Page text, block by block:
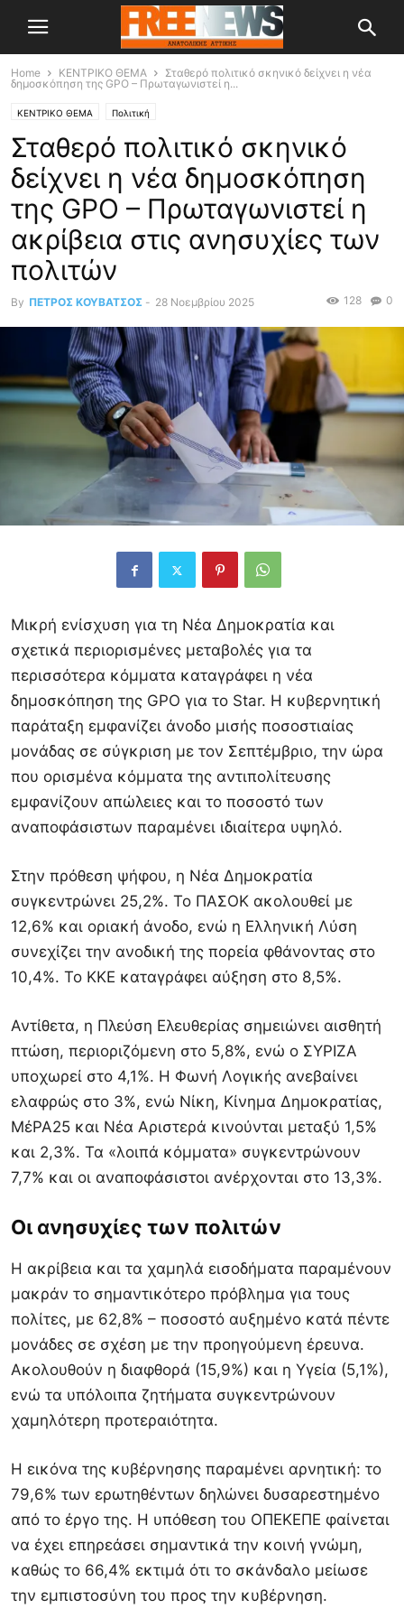
Home ΚΕΝΤΡΙΚΟ ΘΕΜΑ
Σταθερό πολιτικό σκηνικό δείχνει η νέα
δημοσκόπηση της GPO – Πρωταγωνιστεί η...
ΚΕΝΤΡΙΚΟ ΘΕΜΑ Πολιτική
Σταθερό πολιτικό σκηνικό
δείχνει η νέα δημοσκόπηση
της GPO – Πρωταγωνιστεί η
ακρίβεια στις ανησυχίες των
πολιτών
By ΠΕΤΡΟΣ ΚΟΥΒΑΤΣΟΣ - 28 Νοεμβρίου 2025 0
128
Μικρή ενίσχυση για τη Νέα Δημοκρατία και
σχετικά περιορισμένες μεταβολές για τα
περισσότερα κόμματα καταγράφει η νέα
δημοσκόπηση της GPO για το Star. Η κυβερνητική
παράταξη εμφανίζει άνοδο μισής ποσοστιαίας
μονάδας σε σύγκριση με τον Σεπτέμβριο, την ώρα
που ορισμένα κόμματα της αντιπολίτευσης
εμφανίζουν απώλειες και το ποσοστό των
αναποφάσιστων παραμένει ιδιαίτερα υψηλό.
Στην πρόθεση ψήφου, η Νέα Δημοκρατία
συγκεντρώνει 25,2%. Το ΠΑΣΟΚ ακολουθεί με
12,6% και οριακή άνοδο, ενώ η Ελληνική Λύση
συνεχίζει την ανοδική της πορεία φθάνοντας στο
10,4%. Το ΚΚΕ καταγράφει αύξηση στο 8,5%.
Αντίθετα, η Πλεύση Ελευθερίας σημειώνει αισθητή
πτώση, περιοριζόμενη στο 5,8%, ενώ ο ΣΥΡΙΖΑ
υποχωρεί στο 4,1%. Η Φωνή Λογικής ανεβαίνει
ελαφρώς στο 3%, ενώ Νίκη, Κίνημα Δημοκρατίας,
ΜέΡΑ25 και Νέα Αριστερά κινούνται μεταξύ 1,5%
και 2,3%. Τα «λοιπά κόμματα» συγκεντρώνουν
7,7% και οι αναποφάσιστοι ανέρχονται στο 13,3%.
Οι ανησυχίες των πολιτών
Η ακρίβεια και τα χαμηλά εισοδήματα παραμένουν
μακράν το σημαντικότερο πρόβλημα για τους
πολίτες, με 62,8% – ποσοστό αυξημένο κατά πέντε
μονάδες σε σχέση με την προηγούμενη έρευνα.
Ακολουθούν η διαφθορά (15,9%) και η Υγεία (5,1%),
ενώ τα υπόλοιπα ζητήματα συγκεντρώνουν
χαμηλότερη προτεραιότητα.
Η εικόνα της κυβέρνησης παραμένει αρνητική: το
79,6% των ερωτηθέντων δηλώνει δυσαρεστημένο
από το έργο της. Η υπόθεση του ΟΠΕΚΕΠΕ φαίνεται
να έχει επηρεάσει σημαντικά την κοινή γνώμη,
καθώς το 66,4% εκτιμά ότι το σκάνδαλο μείωσε
την εμπιστοσύνη του προς την κυβέρνηση.